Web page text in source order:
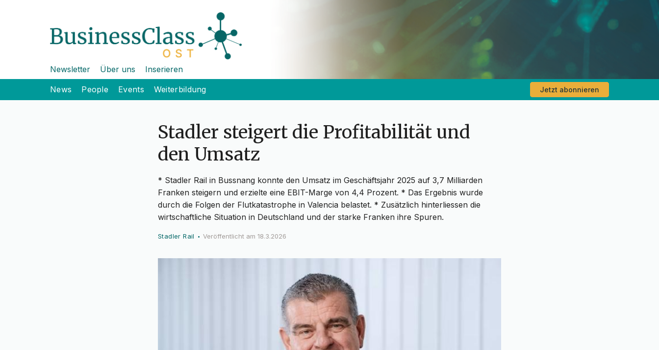
Newsletter Über uns Inserieren
News People Events Weiterbildung Jetzt abonnieren
Stadler steigert die Profitabilität und
den Umsatz
* Stadler Rail in Bussnang konnte den Umsatz im Geschäftsjahr 2025 auf 3,7 Milliarden
Franken steigern und erzielte eine EBIT-Marge von 4,4 Prozent. * Das Ergebnis wurde
durch die Folgen der Flutkatastrophe in Valencia belastet. * Zusätzlich hinterliessen die
wirtschaftliche Situation in Deutschland und der starke Franken ihre Spuren.
Stadler Rail • Veröffentlicht am 18.3.2026